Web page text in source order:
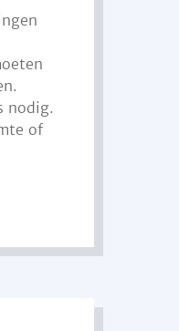
nodig.
of